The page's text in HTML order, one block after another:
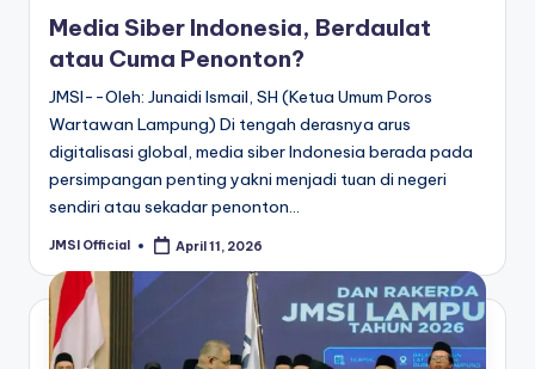
Media Siber Indonesia, Berdaulat
atau Cuma Penonton?
JMSI--Oleh: Junaidi Ismail, SH (Ketua Umum Poros
Wartawan Lampung) Di tengah derasnya arus
digitalisasi global, media siber Indonesia berada pada
persimpangan penting yakni menjadi tuan di negeri
sendiri atau sekadar penonton…
JMSI Official April 11, 2026